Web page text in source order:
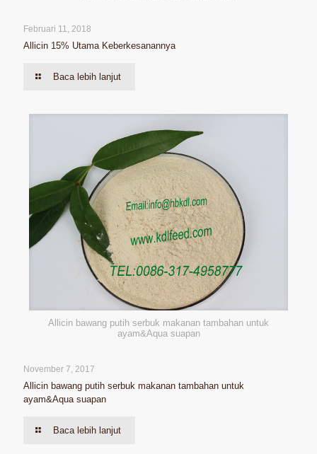
Februari 11, 2018
Allicin 15% Utama Keberkesanannya
Baca lebih lanjut
Allicin bawang putih serbuk makanan tambahan untuk
ayam&Aqua suapan
November 7, 2017
Allicin bawang putih serbuk makanan tambahan untuk
ayam&Aqua suapan
Baca lebih lanjut